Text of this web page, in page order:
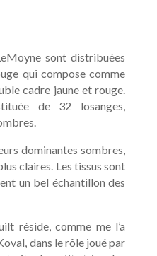
sont distribuées
qui compose comme
cadre jaune et rouge.
de 32 losanges,
dominantes sombres,
claires. Les tissus sont
un bel échantillon des
réside, comme me l’a
dans le rôle joué par